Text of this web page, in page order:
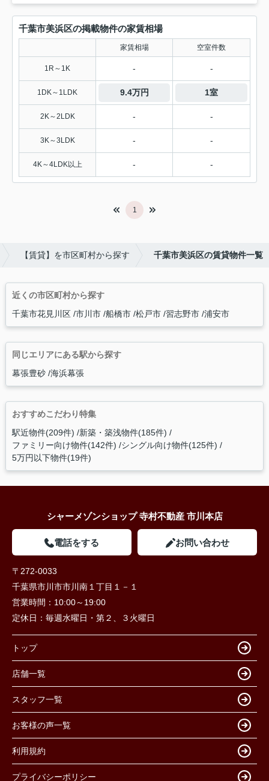
千葉市美浜区の掲載物件の家賃相場
家賃相場 空室件数
1R～1K - -
1DK～1LDK 9.4万円 1室
2K～2LDK - -
3K～3LDK - -
4K～4LDK以上 - -
1
【賃貸】を市区町村から探す 千葉市美浜区の賃貸物件一覧
近くの市区町村から探す
千葉市花見川区 市川市 船橋市 松戸市 習志野市 浦安市
同じエリアにある駅から探す
幕張豊砂 海浜幕張
おすすめこだわり特集
駅近物件(209件) 新築・築浅物件(185件)
ファミリー向け物件(142件) シングル向け物件(125件)
5万円以下物件(19件)
シャーメゾンショップ 寺村不動産 市川本店
電話をする お問い合わせ
〒272-0033
千葉県市川市市川南１丁目１－１
営業時間： 10:00～19:00
定休日： 毎週水曜日・第２、３火曜日
トップ
店舗一覧
スタッフ一覧
お客様の声一覧
利用規約
プライバシーポリシー